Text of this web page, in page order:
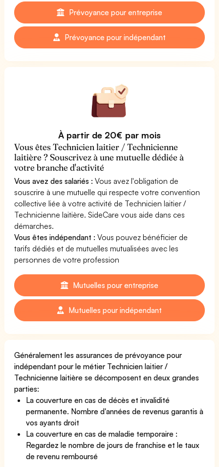
Prévoyance pour entreprise
Prévoyance pour indépendant
À partir de 20€ par mois
Vous êtes Technicien laitier / Technicienne
laitière ? Souscrivez à une mutuelle dédiée à
votre branche d'activité
Vous avez des salariés : Vous avez l'obligation de
souscrire à une mutuelle qui respecte votre convention
collective liée à votre activité de Technicien laitier /
Technicienne laitière. SideCare vous aide dans ces
démarches.
Vous êtes indépendant : Vous pouvez bénéficier de
tarifs dédiés et de mutuelles mutualisées avec les
personnes de votre profession
Mutuelles pour entreprise
Mutuelles pour indépendant
Généralement les assurances de prévoyance pour
indépendant pour le métier Technicien laitier /
Technicienne laitière se décomposent en deux grandes
parties:
La couverture en cas de décès et invalidité
permanente. Nombre d'années de revenus garantis à
vos ayants droit
La couverture en cas de maladie temporaire :
Regardez le nombre de jours de franchise et le taux
de revenu remboursé